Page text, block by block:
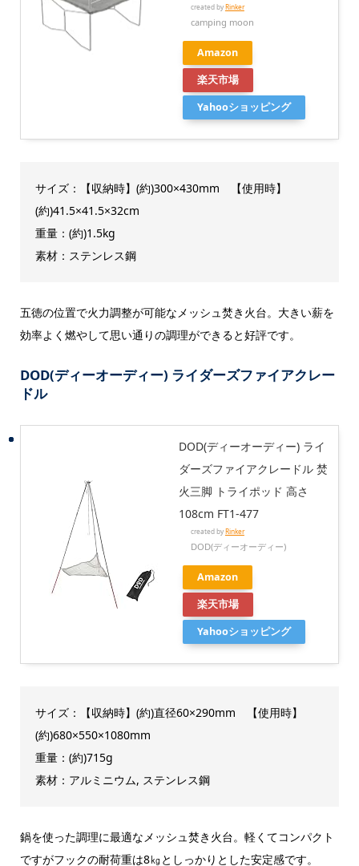
created byRinker
camping moon
Amazon
楽天市場
Yahooショッピング
サイズ：【収納時】(約)300×430mm 【使用時】
(約)41.5×41.5×32cm
重量：(約)1.5kg
素材：ステンレス鋼
五徳の位置で火力調整が可能なメッシュ焚き火台。大きい薪を
効率よく燃やして思い通りの調理ができると好評です。
DOD(ディーオーディー) ライダーズファイアクレー
ドル
DOD(ディーオーディー) ライ
ダーズファイアクレードル 焚
火三脚 トライポッド 高さ
108cm FT1-477
created byRinker
DOD(ディーオーディー)
Amazon
楽天市場
Yahooショッピング
サイズ：【収納時】(約)直径60×290mm 【使用時】
(約)680×550×1080mm
重量：(約)715g
素材：アルミニウム, ステンレス鋼
鍋を使った調理に最適なメッシュ焚き火台。軽くてコンパクト
ですがフックの耐荷重は8㎏としっかりとした安定感です。